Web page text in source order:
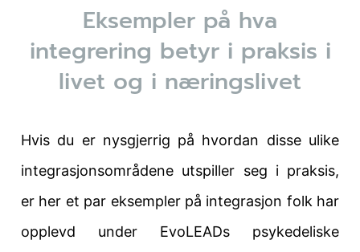
Eksempler på hva
integrering betyr i praksis i
livet og i næringslivet
Hvis du er nysgjerrig på hvordan disse ulike
integrasjonsområdene utspiller seg i praksis,
er her et par eksempler på integrasjon folk har
opplevd under EvoLEADs psykedeliske